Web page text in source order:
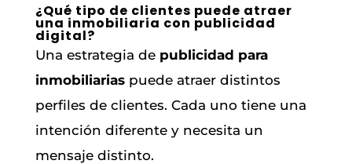
¿Qué tipo de clientes puede atraer
una inmobiliaria con publicidad
digital?
Una estrategia de publicidad para
inmobiliariaspuede atraer distintos
perfiles de clientes. Cada uno tiene una
intención diferente y necesita un
mensaje distinto.